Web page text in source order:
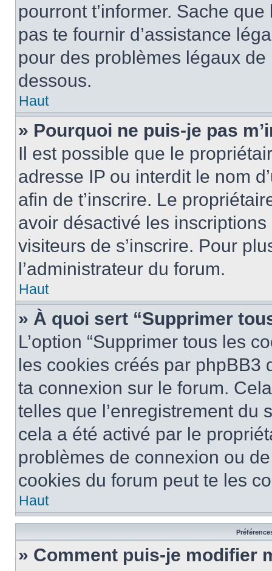
pourront t’informer. Sache
pas te fournir d’assistance
pour des problèmes légaux
dessous.
Haut
» Pourquoi ne puis-je pas
Il est possible que le
adresse IP ou interdit le nom
afin de t’inscrire. Le
avoir désactivé les
visiteurs de s’inscrire. Pour
l’administrateur du forum.
Haut
» À quoi sert “Supprimer
L’option “Supprimer tous les
les cookies créés par phpBB3
ta connexion sur le forum.
telles que l’enregistrement du
cela a été activé par le
problèmes de connexion ou
cookies du forum peut te les
Haut
» Comment puis-je modifier